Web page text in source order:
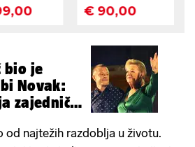
bio je
Novak:
zajednička
najtežih razdoblja u životu.